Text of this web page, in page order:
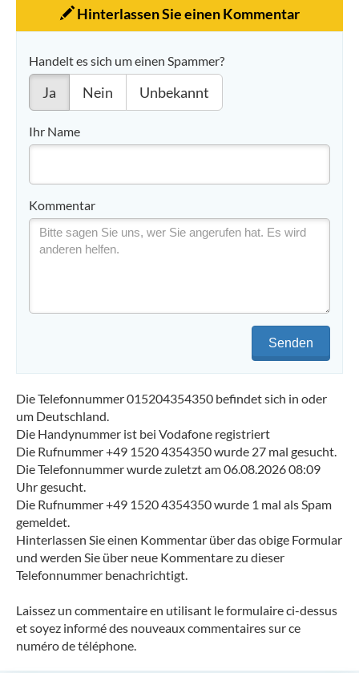
Hinterlassen Sie einen Kommentar
Handelt es sich um einen Spammer?
Ja Nein Unbekannt
Ihr Name
Kommentar
Senden
Die Telefonnummer 015204354350 befindet sich in oder
um Deutschland.
Die Handynummer ist bei Vodafone registriert
Die Rufnummer +49 1520 4354350 wurde 27 mal gesucht.
Die Telefonnummer wurde zuletzt am 06.08.2026 08:09
Uhr gesucht.
Die Rufnummer +49 1520 4354350 wurde 1 mal als Spam
gemeldet.
Hinterlassen Sie einen Kommentar über das obige Formular
und werden Sie über neue Kommentare zu dieser
Telefonnummer benachrichtigt.
Laissez un commentaire en utilisant le formulaire ci-dessus
et soyez informé des nouveaux commentaires sur ce
numéro de téléphone.